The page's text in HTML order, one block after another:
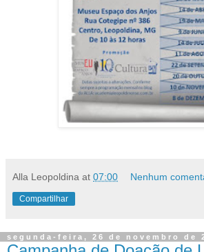
Alla Leopoldina at 07:00 Nenhum
Compartilhar
segunda-feira, 26 de novembro de